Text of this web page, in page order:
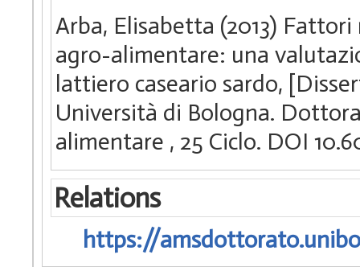
Arba, Elisabetta (2013)
agro-alimentare: una
lattiero caseario sardo,
Università di Bologna.
alimentare , 25 Ciclo. DOI
Relations
https://